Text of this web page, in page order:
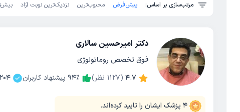
مرتب‌سازی بر اساس: پیش‌فرض محبوب‌ترین نزدیک‌ترین نوبت آزاد
دکتر امیرحسین سالاری
فوق تخصص روماتولوژی
4.7
(
1127 نظر) 94٪ پیشنهاد کاربران
4 پزشک ایشان را تایید کرده‌اند.